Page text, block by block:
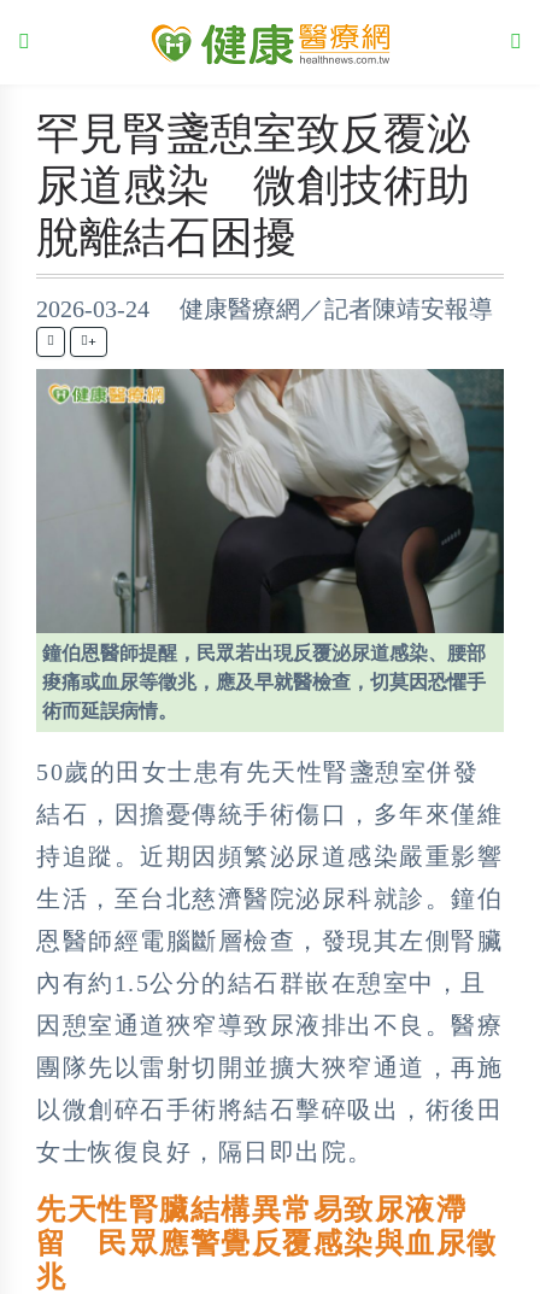
罕見腎盞憩室致反覆泌
尿道感染 微創技術助
脫離結石困擾
2026-03-24 健康醫療網／記者陳靖安報導
+
鐘伯恩醫師提醒，民眾若出現反覆泌尿道感染、腰部
痠痛或血尿等徵兆，應及早就醫檢查，切莫因恐懼手
術而延誤病情。
50歲的田女士患有先天性腎盞憩室併發
結石，因擔憂傳統手術傷口，多年來僅維
持追蹤。近期因頻繁泌尿道感染嚴重影響
生活，至台北慈濟醫院泌尿科就診。鐘伯
恩醫師經電腦斷層檢查，發現其左側腎臟
內有約1.5公分的結石群嵌在憩室中，且
因憩室通道狹窄導致尿液排出不良。醫療
團隊先以雷射切開並擴大狹窄通道，再施
以微創碎石手術將結石擊碎吸出，術後田
女士恢復良好，隔日即出院。
先天性腎臟結構異常易致尿液滯
留 民眾應警覺反覆感染與血尿徵
兆